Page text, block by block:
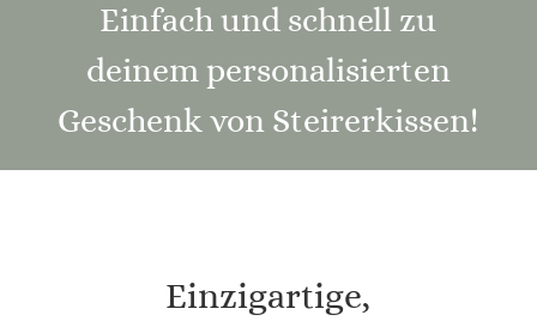
Einfach und schnell zu
deinem personalisierten
Geschenk von Steirerkissen!
Einzigartige,